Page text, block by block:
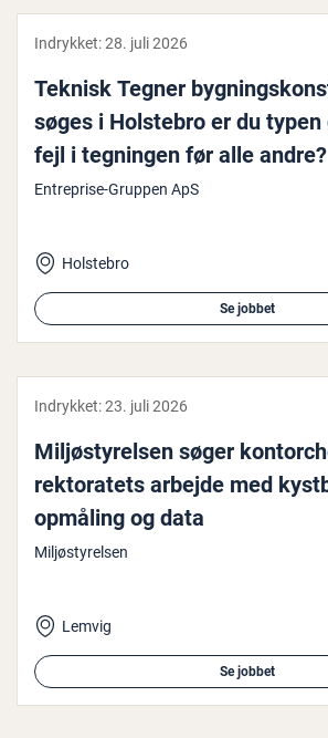
Indrykket:28. juli 2026
Teknisk Tegner
søges i Holstebro er du typen
fejl i tegningen før alle andre?
Entreprise-Gruppen ApS
Holstebro
Se jobbet
Indrykket:23. juli 2026
Mil­jøsty­rel­sen søger
rek­to­ra­tets arbejde med
opmåling og data
Miljøstyrelsen
Lemvig
Se jobbet